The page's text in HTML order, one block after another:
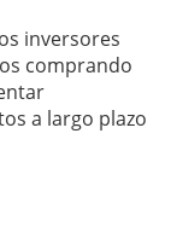
inversores
comprando
a largo plazo